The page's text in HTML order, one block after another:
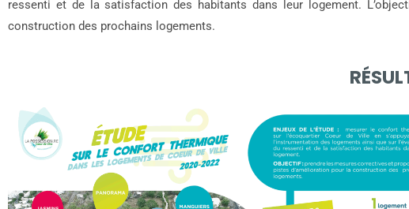
ressenti et de la satisfaction des habitants dans leur logement.
construction des prochains logements.